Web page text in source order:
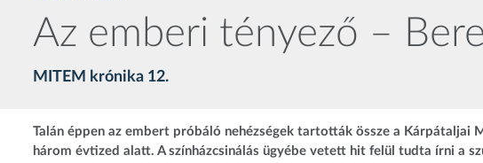
Az emberi tényező –
MITEM krónika 12.
Talán éppen az embert próbáló nehézségek tartották össze a Kárpátaljai
három évtized alatt. A színházcsinálás ügyébe vetett hit felül tudta írni a